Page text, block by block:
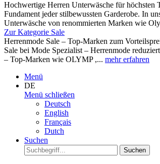
Hochwertige Herren Unterwäsche für höchsten
Fundament jeder stilbewussten Garderobe. In
Unterwäsche von renommierten Marken wie
Zur Kategorie Sale
Herrenmode Sale – Top-Marken zum
Sale bei Mode Spezialist – Herrenmode
– Top-Marken wie OLYMP ,... mehr erfahren
Menü
DE
Menü schließen
Deutsch
English
Français
Dutch
Suchen
Suchen